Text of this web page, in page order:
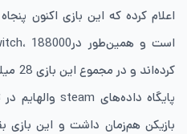
بازیکن هم‌زمان داشت و این بازی